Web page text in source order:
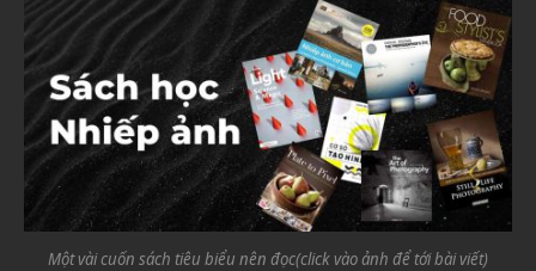
Một vài cuốn sách tiêu biểu nên đọc(click vào ảnh để tới bài viết)